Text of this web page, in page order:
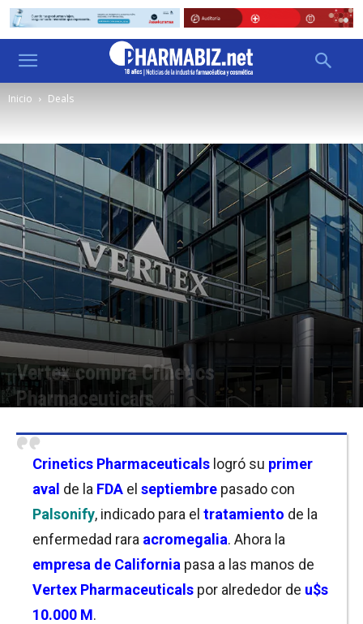
Inicio Deals
Vertex ‌compra ​Crinetics ​
Pharmaceuticals
Crinetics Pharmaceuticals logró su primer
aval de la FDA el septiembre pasado con
Palsonify, indicado para el tratamiento de la
enfermedad rara acromegalia. Ahora la
empresa de California pasa a las manos de
Vertex Pharmaceuticals por alrededor de u$s
10.000 M.